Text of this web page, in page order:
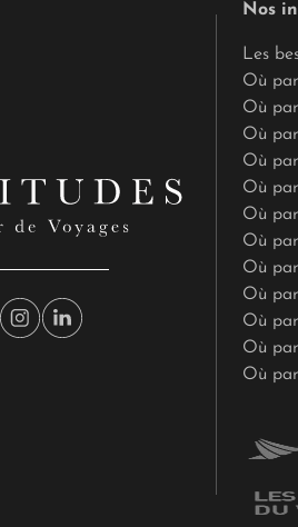
Nos
Les
Où
Où
Où
Où
Où
Où
Où
Où
Où
Où
Où
Où